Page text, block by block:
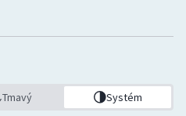
Tmavý Systém